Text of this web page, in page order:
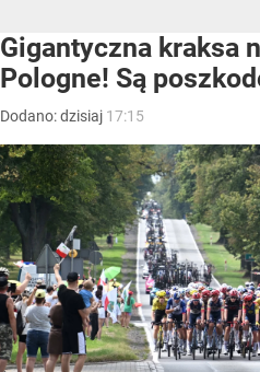
Gigantyczna kraksa
Pologne! Są
Dodano:dzisiaj 17:15